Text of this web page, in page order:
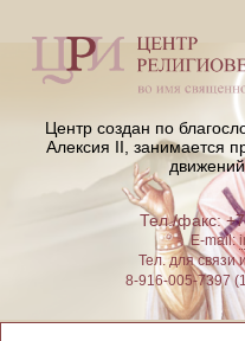
Центр создан по
Алексия II, занимается
Тел./факс:
E-mail:
Тел. для
8-916-005-7397